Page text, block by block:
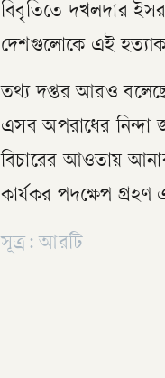
বিবৃতিতে দখলদার
দেশগুলোকে এই
তথ্য দপ্তর আরও
এসব অপরাধের নিন্দা
বিচারের আওতায়
কার্যকর পদক্ষেপ গ্রহণ
সূত্র: আরটি